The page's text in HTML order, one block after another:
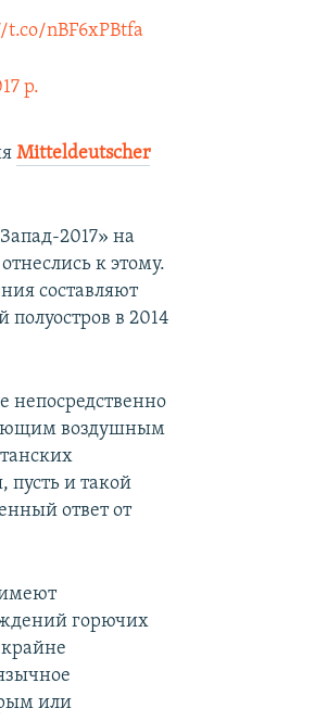
nBF6xPBtfa
р.
Mitteldeutscher
2017» на
к этому.
составляют
в 2014
непосредственно
воздушным
пусть и такой
ответ от
горючих
или